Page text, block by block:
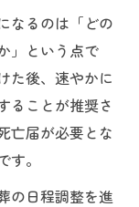
選択基準
族の選択肢
比較のコツ
ント
できるか
の基本知識
の段取り整理
なるのは「どの
」という点で
た後、速やかに
ることが推奨さ
亡届が必要とな
。
の日程調整を進